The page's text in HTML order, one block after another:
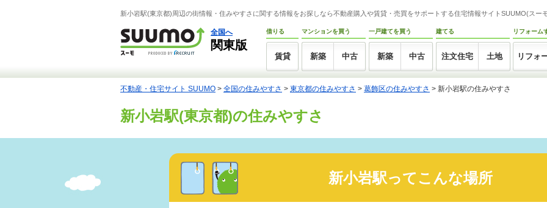
新小岩駅(東京都)周辺の街情報・住みやすさに関する情報をお探しなら不動産購入や賃貸・売買をサポートする住宅情報サイトSUUMO(スー
全国へ
関東版
借りる
賃貸
マンションを買う
新築 中古
一戸建てを買う
新築 中古
建てる
注文住宅 土地
リフォーム
リフォ
不動産・住宅サイト SUUMO > 全国の住みやすさ > 東京都の住みやすさ > 葛飾区の住みやすさ > 新小岩駅の住みやすさ
新小岩駅(東京都)の住みやすさ
新小岩駅ってこんな場所